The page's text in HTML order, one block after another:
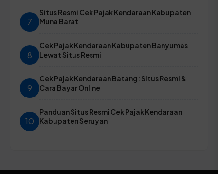
7
Situs Resmi Cek Pajak Kendaraan Kabupaten
Muna Barat
8
Cek Pajak Kendaraan Kabupaten Banyumas
Lewat Situs Resmi
9
Cek Pajak Kendaraan Batang: Situs Resmi &
Cara Bayar Online
10
Panduan Situs Resmi Cek Pajak Kendaraan
Kabupaten Seruyan